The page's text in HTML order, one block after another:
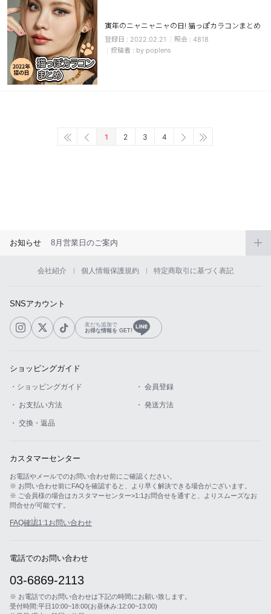
寅年のニャニャニャの日! 猫っぽカラコンまとめ
2022.02.21
4818
by poplens
1 2 3 4
お知らせ 8月営業日のご案内
会社紹介 個人情報保護規約 特定商取引に基づく表記
SNSアカウント
友だち追加で
お得な情報を GET!
ショッピングガイド
・ショッピングガイド ・ 会員登録
・ お支払い方法 ・ 発送方法
・ 交換・返品
カスタマーセンター
お電話やメールでのお問い合わせ前にご確認ください。
※ お問い合わせ前にFAQを確認すると、より早く解決できる場合がございます。
※ ご会員様の場合はカスタマーセンター>1:1お問合せを通すと、よりスムーズなお
問合せが可能です。
FAQ確認1:1お問い合わせ
電話でのお問い合わせ
03-6869-2113
※ お電話でのお問い合わせは下記の時間にお願い致します。
受付時間:平日10:00~18:00(お昼休み:12:00~13:00)